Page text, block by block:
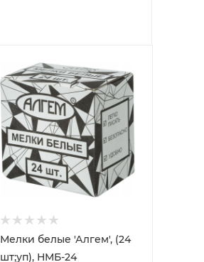
Мелки белые 'Алгем', (24
шт;уп), НМБ-24